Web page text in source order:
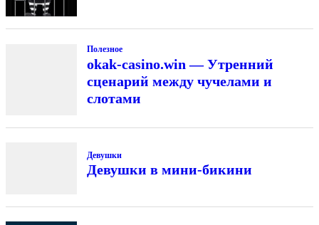
Полезное
okak-casino.win — Утренний
сценарий между чучелами и
слотами
Девушки
Девушки в мини-бикини